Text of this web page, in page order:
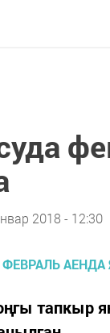
2018 - 12:30
тапкыр